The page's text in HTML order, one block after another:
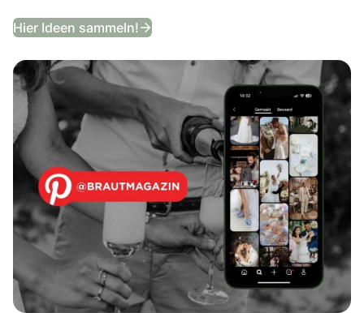
Hier Ideen sammeln! Entdeckt unser Hochzeits-